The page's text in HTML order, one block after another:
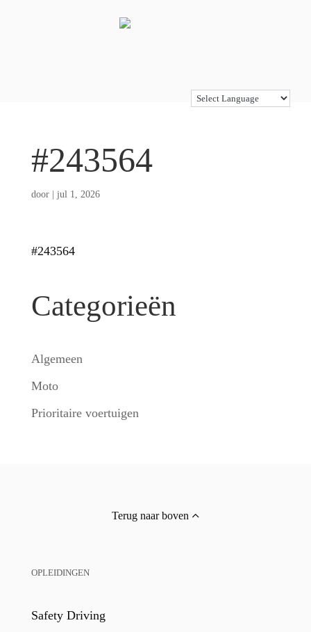
#243564
door jul 1, 2026
#243564
Categorieën
Algemeen
Moto
Prioritaire voertuigen
Terug naar boven
OPLEIDINGEN
Safety Driving